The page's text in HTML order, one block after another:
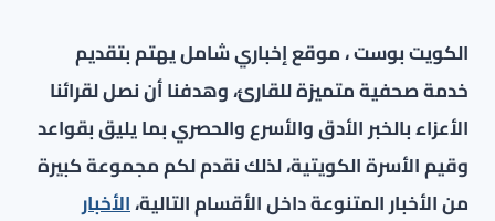
الكويت بوست ، موقع إخباري شامل يهتم بتقديم
خدمة صحفية متميزة للقارئ، وهدفنا أن نصل لقرائنا
الأعزاء بالخبر الأدق والأسرع والحصري بما يليق بقواعد
وقيم الأسرة الكويتية، لذلك نقدم لكم مجموعة كبيرة
من الأخبار المتنوعة داخل الأقسام التالية،الأخبار